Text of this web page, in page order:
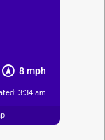
8 mph
3:34 am